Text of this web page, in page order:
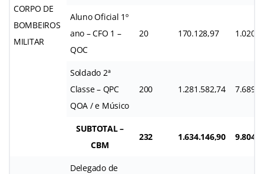
CORPO DE
BOMBEIROS
MILITAR
Aluno Oficial 1º
ano – CFO 1 –
QOC
20 170.128,97
Soldado 2ª
Classe – QPC
QOA / e Músico
200 1.281.582,74
SUBTOTAL –
CBM
232 1.634.146,90
Delegado de